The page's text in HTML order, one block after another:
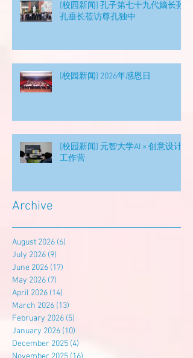
[校园新闻] 孔子第七十九代嫡长孙
孔垂长莅访尊孔独中
[校园新闻] 2026年感恩日
[校园新闻] 元智大学AI × 创意设计
工作营
Archive
August 2026 (6)
July 2026 (9)
June 2026 (17)
May 2026 (7)
April 2026 (14)
March 2026 (13)
February 2026 (5)
January 2026 (10)
December 2025 (4)